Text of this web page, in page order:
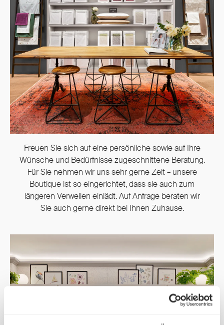
Freuen Sie sich auf eine persönliche sowie auf Ihre
Wünsche und Bedürfnisse zugeschnittene Beratung.
Für Sie nehmen wir uns sehr gerne Zeit – unsere
Boutique ist so eingerichtet, dass sie auch zum
längeren Verweilen einlädt. Auf Anfrage beraten wir
Sie auch gerne direkt bei Ihnen Zuhause.